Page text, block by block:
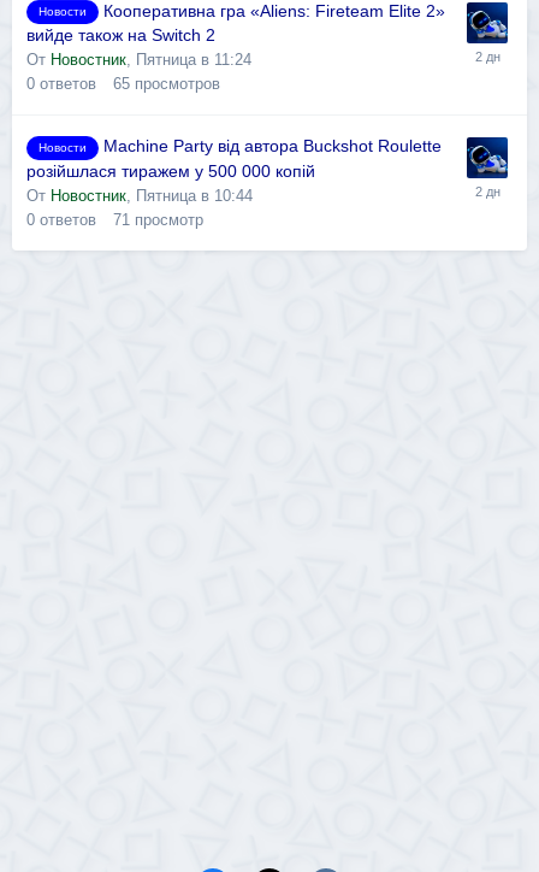
Новости
Кооперативна гра «Aliens: Fireteam Elite 2»
вийде також на Switch 2
От Новостник, Пятница в 11:24
0 ответов 65 просмотров
Новости
Machine Party від автора Buckshot Roulette
розійшлася тиражем у 500 000 копій
От Новостник Пятница в 10:44
0 ответов 71 просмотр